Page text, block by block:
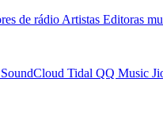
de rádio Artistas Editoras
SoundCloud Tidal QQ Music